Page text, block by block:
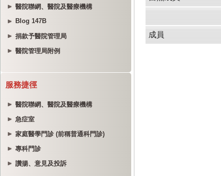
醫院聯網、醫院及醫療機構
Blog 147B
捐款予醫院管理局
醫院管理局附例
服務捷徑
醫院聯網、醫院及醫療機構
急症室
家庭醫學門診 (前稱普通科門診)
專科門診
讚揚、意見及投訴